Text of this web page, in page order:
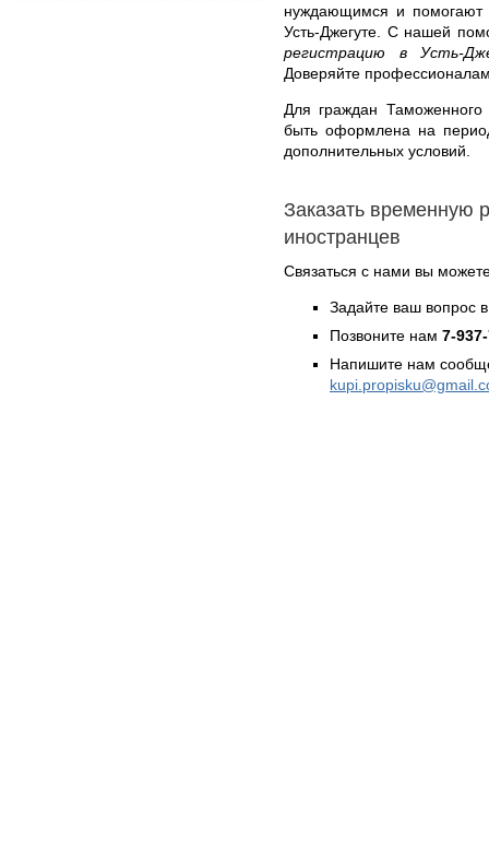
нуждающимся и помогают
Усть-Джегуте. С нашей
регистрацию в Усть-
Доверяйте
Для граждан
быть оформлена на
дополнительных условий.
Заказать временную
иностранцев
Связаться с нами вы
Задайте ваш вопрос
Позвоните нам 7-
Напишите нам